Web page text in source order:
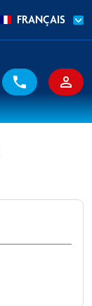
FRANÇAIS
phone person_outline